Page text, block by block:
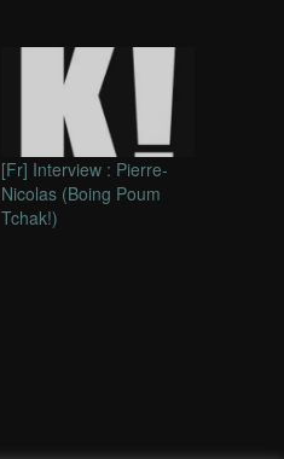
[Fr] Interview : Pierre-
Nicolas (Boing Poum
Tchak!)